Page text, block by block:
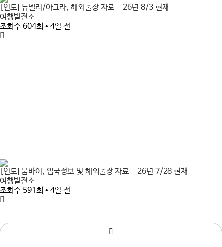
[인도] 뉴델리/아그라, 해외출장 자료 - 26년 8/3 현재
여행발전소
조회수 604회 • 4일 전
[인도] 뭄바이, 입국정보 및 해외출장 자료 - 26년 7/28 현재
여행발전소
조회수 591회 • 4일 전